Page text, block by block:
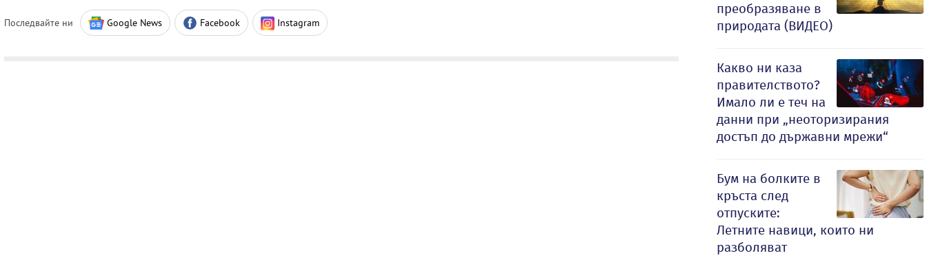
Последвайте ни Google News Facebook Instagram
преобразяване в
природата (ВИДЕО)
Какво ни каза
правителството?
Имало ли е теч на
данни при „неоторизирания
достъп до държавни мрежи“
Бум на болките в
кръста след
отпуските:
Летните навици, които ни
разболяват